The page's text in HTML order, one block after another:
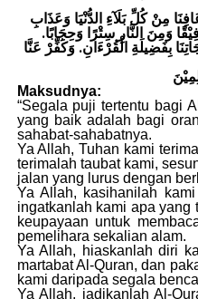
مِنْ كُلِّ بَلَآءِ الدُّنْيَا وَعَذَابِ
وَمِنَ النَّارِ سِتْرًا وَحِجَابًا.
بِفَضِيلَةِ الْقُرْءَانِ. وَكَفِّرْ عَنَّا
Maksudnya:
“Segala puji tertentu bagi
yang baik adalah bagi
sahabat-sahabatnya.
Ya Allah, Tuhan kami
terimalah taubat kami,
jalan yang lurus dengan
Ya Allah, kasihanilah
ingatkanlah kami apa yang
keupayaan untuk
pemelihara sekalian alam.
Ya Allah, hiaskanlah diri
martabat Al-Quran, dan
kami daripada segala
Ya Allah, jadikanlah Al-